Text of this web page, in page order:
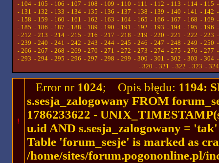
- 104- 105 - 106 - 107 - 108 - 109 - 110 - 111 - 112 - 113 - 114- 115
- 131 - 132 - 133 - 134- 135 - 136 - 137 - 138 - 139 - 140 - 141 - 142
- 158 - 159 - 160 - 161 - 162 - 163 - 164- 165 - 166 - 167 - 168 - 169
- 185 - 186 - 187 - 188 - 189 - 190 - 191 - 192 - 193 - 194- 195 - 196
- 212 - 213 - 214- 215 - 216 - 217 - 218 - 219 - 220 - 221 - 222 - 223
- 239 - 240 - 241 - 242 - 243 - 244- 245 - 246 - 247 - 248 - 249 - 250
- 266 - 267 - 268 - 269 - 270 - 271 - 272 - 273 - 274- 275 - 276 - 277
- 293 - 294- 295 - 296 - 297 - 298 - 299 - 300 - 301 - 302 - 303 - 304
- 320 - 321 - 322 - 323 - 324
!
Error nr 1024; Opis błędu: 1194:
s.sesja_zalogowany FROM
1786233622 -
u.id AND s.sesja_zalogowany =
Table 'forum_sesje' is marked as
/home/sites/forum.pogononline.pl/